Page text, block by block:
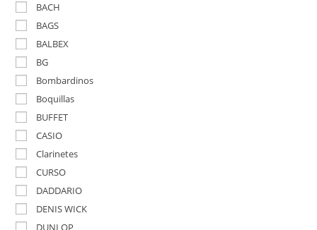
BACH
BAGS
BALBEX
BG
Bombardinos
Boquillas
BUFFET
CASIO
Clarinetes
CURSO
DADDARIO
DENIS WICK
DUNLOP